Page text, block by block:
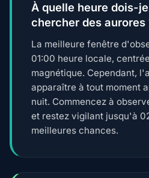
À quelle heure dois-
chercher des aurores
La meilleure fenêtre
01:00 heure locale,
magnétique. Cependant,
apparaître à tout moment
nuit. Commencez à
et restez vigilant jusqu'à
meilleures chances.